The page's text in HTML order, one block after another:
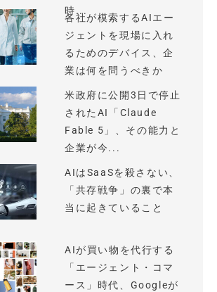
時...
各社が模索するAIエー
ジェントを現場に入れ
るためのデバイス、企
業は何を問うべきか
米政府に公開3日で停止
されたAI「Claude
Fable 5」、その能力と
企業が今...
AIはSaaSを殺さない、
「共存戦争」の裏で本
当に起きていること
AIが買い物を代行する
「エージェント・コマ
ース」時代、Googleが